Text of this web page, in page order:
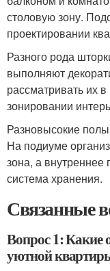
столовую зону.
проектировании
Разного рода
выполняют
рассматривать их
зонировании
Разновысокие
На подиуме
зона, а внутреннее
система хранения.
Связанные
Вопрос 1: Какие
уютной